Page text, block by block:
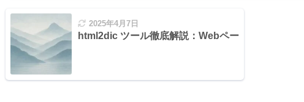
2025年4月7日
html2dic ツール徹底解説：Webページからカスタ